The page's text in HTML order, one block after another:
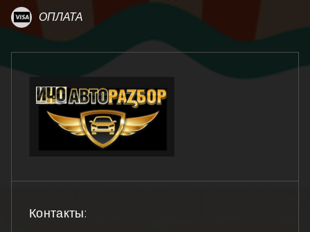
ОПЛАТА
Контакты: